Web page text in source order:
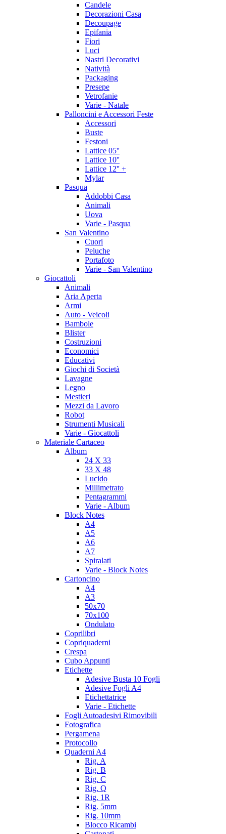
Candele
Decorazioni Casa
Decoupage
Epifania
Fiori
Luci
Nastri Decorativi
Natività
Packaging
Presepe
Vetrofanie
Varie - Natale
Palloncini e Accessori Feste
Accessori
Buste
Festoni
Lattice 05''
Lattice 10''
Lattice 12'' +
Mylar
Pasqua
Addobbi Casa
Animali
Uova
Varie - Pasqua
San Valentino
Cuori
Peluche
Portafoto
Varie - San Valentino
Giocattoli
Animali
Aria Aperta
Armi
Auto - Veicoli
Bambole
Blister
Costruzioni
Economici
Educativi
Giochi di Società
Lavagne
Legno
Mestieri
Mezzi da Lavoro
Robot
Strumenti Musicali
Varie - Giocattoli
Materiale Cartaceo
Album
24 X 33
33 X 48
Lucido
Millimetrato
Pentagrammi
Varie - Album
Block Notes
A4
A5
A6
A7
Spiralati
Varie - Block Notes
Cartoncino
A4
A3
50x70
70x100
Ondulato
Coprilibri
Copriquaderni
Crespa
Cubo Appunti
Etichette
Adesive Busta 10 Fogli
Adesive Fogli A4
Etichettatrice
Varie - Etichette
Fogli Autoadesivi Rimovibili
Fotografica
Pergamena
Protocollo
Quaderni A4
Rig. A
Rig. B
Rig. C
Rig. Q
Rig. 1R
Rig. 5mm
Rig. 10mm
Blocco Ricambi